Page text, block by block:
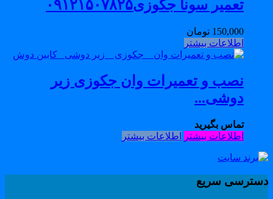
تعمیر سونا جکوزی۰۹۱۲۱۵۰۷۸۲۵
150,000 تومان
اطلاعات بیشتر
نصب و تعمیرات وان جکوزی زیر
دوشی...
تماس بگیرید
اطلاعات بیشتر اطلاعات بیشتر
سریع